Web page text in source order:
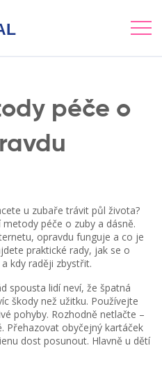
péče o
u zubaře trávit půl života?
péče o zuby a dásně.
opravdu funguje a co je
praktické rady, jak se o
kdy raději zbystřit.
spousta lidí neví, že špatná
škody než užitku. Používejte
pohyby. Rozhodně netlačte –
Přehazovat obyčejný kartáček
dost posunout. Hlavně u dětí